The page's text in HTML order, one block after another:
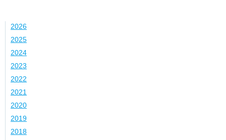
2026
2025
2024
2023
2022
2021
2020
2019
2018